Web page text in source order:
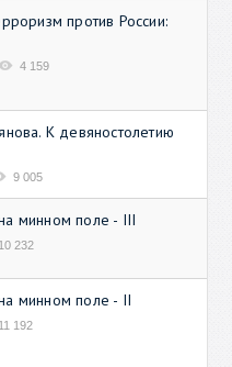
против России:
4 159
К девяностолетию
9 005
минном поле - III
10 232
минном поле - II
11 192